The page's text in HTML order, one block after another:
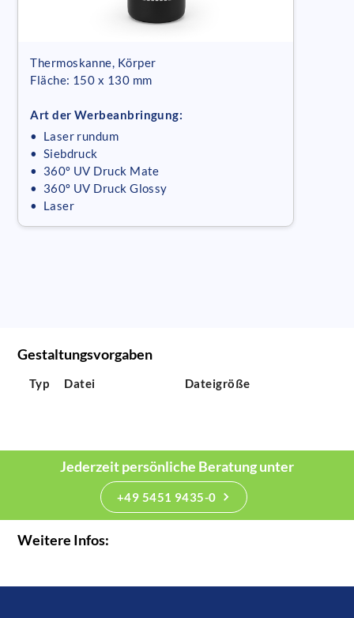
Thermoskanne, Körper
Fläche: 150 x 130 mm
Art der Werbeanbringung:
• Laser rundum
• Siebdruck
• 360º UV Druck Mate
• 360º UV Druck Glossy
• Laser
Gestaltungsvorgaben
Typ Datei Dateigröße
Jederzeit persönliche Beratung unter
+49 5451 9435-0
Weitere Infos: